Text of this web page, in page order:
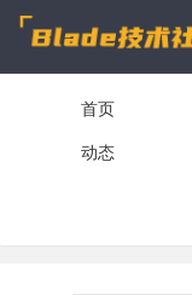
首页
动态